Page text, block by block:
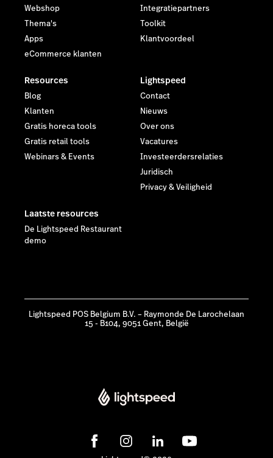
Webshop
Thema's
Apps
eCommerce klanten
Integratiepartners
Toolkit
Klantvoordeel
Resources
Blog
Klanten
Gratis horeca tools
Gratis retail tools
Webinars & Events
Lightspeed
Contact
Nieuws
Over ons
Vacatures
Investeerdersrelaties
Juridisch
Privacy & Veiligheid
Laatste resources
De Lightspeed Restaurant
demo
Lightspeed POS Belgium B.V. – Raymonde De Larochelaan
15 - B104, 9051 Gent, België